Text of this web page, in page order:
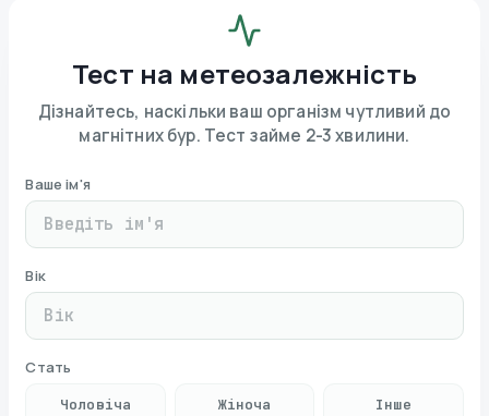
Тест на метеозалежність
Дізнайтесь, наскільки ваш організм чутливий до
магнітних бур. Тест займе 2-3 хвилини.
Ваше ім'я
Вік
Стать
Чоловіча Жіноча Інше